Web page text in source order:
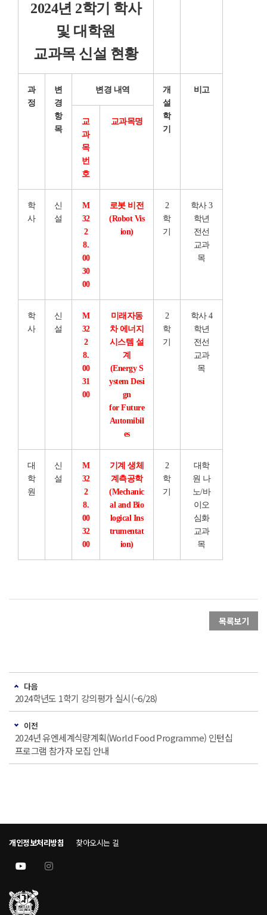
2024년 2학기 학사
및 대학원
교과목 신설 현황
과
정
변
경
항
목
변경 내역
개
설
학
기
비고
교
과
목
번
호
교과목명
학
사
신
설
M
32
2
8.
00
30
00
로봇 비전
(Robot Vis
ion)
2
학
기
학사 3
학년
전선
교과
목
학
사
신
설
M
32
2
8.
00
31
00
미래자동
차 에너지
시스템 설
계
(Energy S
ystem Desi
gn
for Future
Automibil
es
2
학
기
학사 4
학년
전선
교과
목
대
학
원
신
설
M
32
2
8.
00
32
00
기계 생체
계측공학
(Mechanic
al and Bio
logical Ins
trumentat
ion)
2
학
기
대학
원 나
노/바
이오
심화
교과
목
목록보기
다음
2024학년도 1학기 강의평가 실시(~6/28)
이전
2024년 유엔세계식량계획(World Food Programme) 인턴십
프로그램 참가자 모집 안내
개인정보처리방침 찾아오시는 길